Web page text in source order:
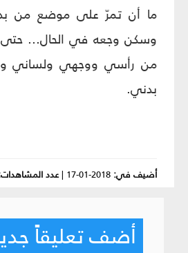
ما أن تمرّ على موضع من
وسكن وجعه في الحال...
من رأسي ووجهي ولساني
بدني.
أضيف في: 2018-01-17
|عدد
أضف تعليقاً